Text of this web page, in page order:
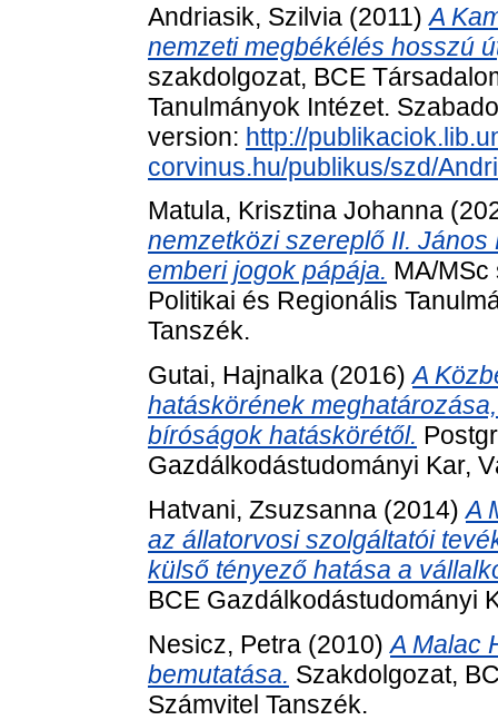
Andriasik, Szilvia (2011)A
nemzeti megbékélés hosszú
szakdolgozat, BCE
Tanulmányok Intézet.
version: http://
corvinus.hu/publikus/szd/
Matula, Krisztina Johanna
nemzetközi szereplő II. János
emberi jogok pápája. MA/
Politikai és Regionális
Tanszék.
Gutai, Hajnalka (2016)A
hatáskörének
bíróságok hatáskörétől.
Gazdálkodástudományi Kar,
Hatvani, Zsuzsanna (2014)A
az állatorvosi szolgáltatói
külső tényező hatása a
BCE Gazdálkodástudományi
Nesicz, Petra (2010)A Malac
bemutatása. Szakdolgozat,
Számvitel Tanszék.